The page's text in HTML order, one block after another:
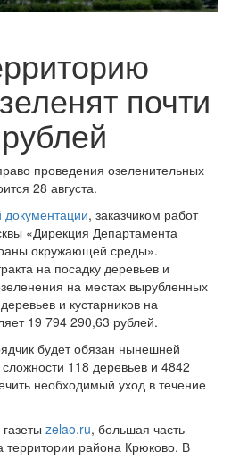
почти
проведения озеленительных
28 августа.
документации, заказчиком работ
«Дирекция Департамента
окружающей среды».
на посадку деревьев и
на местах вырубленных
и кустарников на
19 794 290,63 рублей.
будет обязан нынешней
118 деревьев и 4842
необходимый уход в течение
zelao.ru, большая часть
территории района Крюково. В